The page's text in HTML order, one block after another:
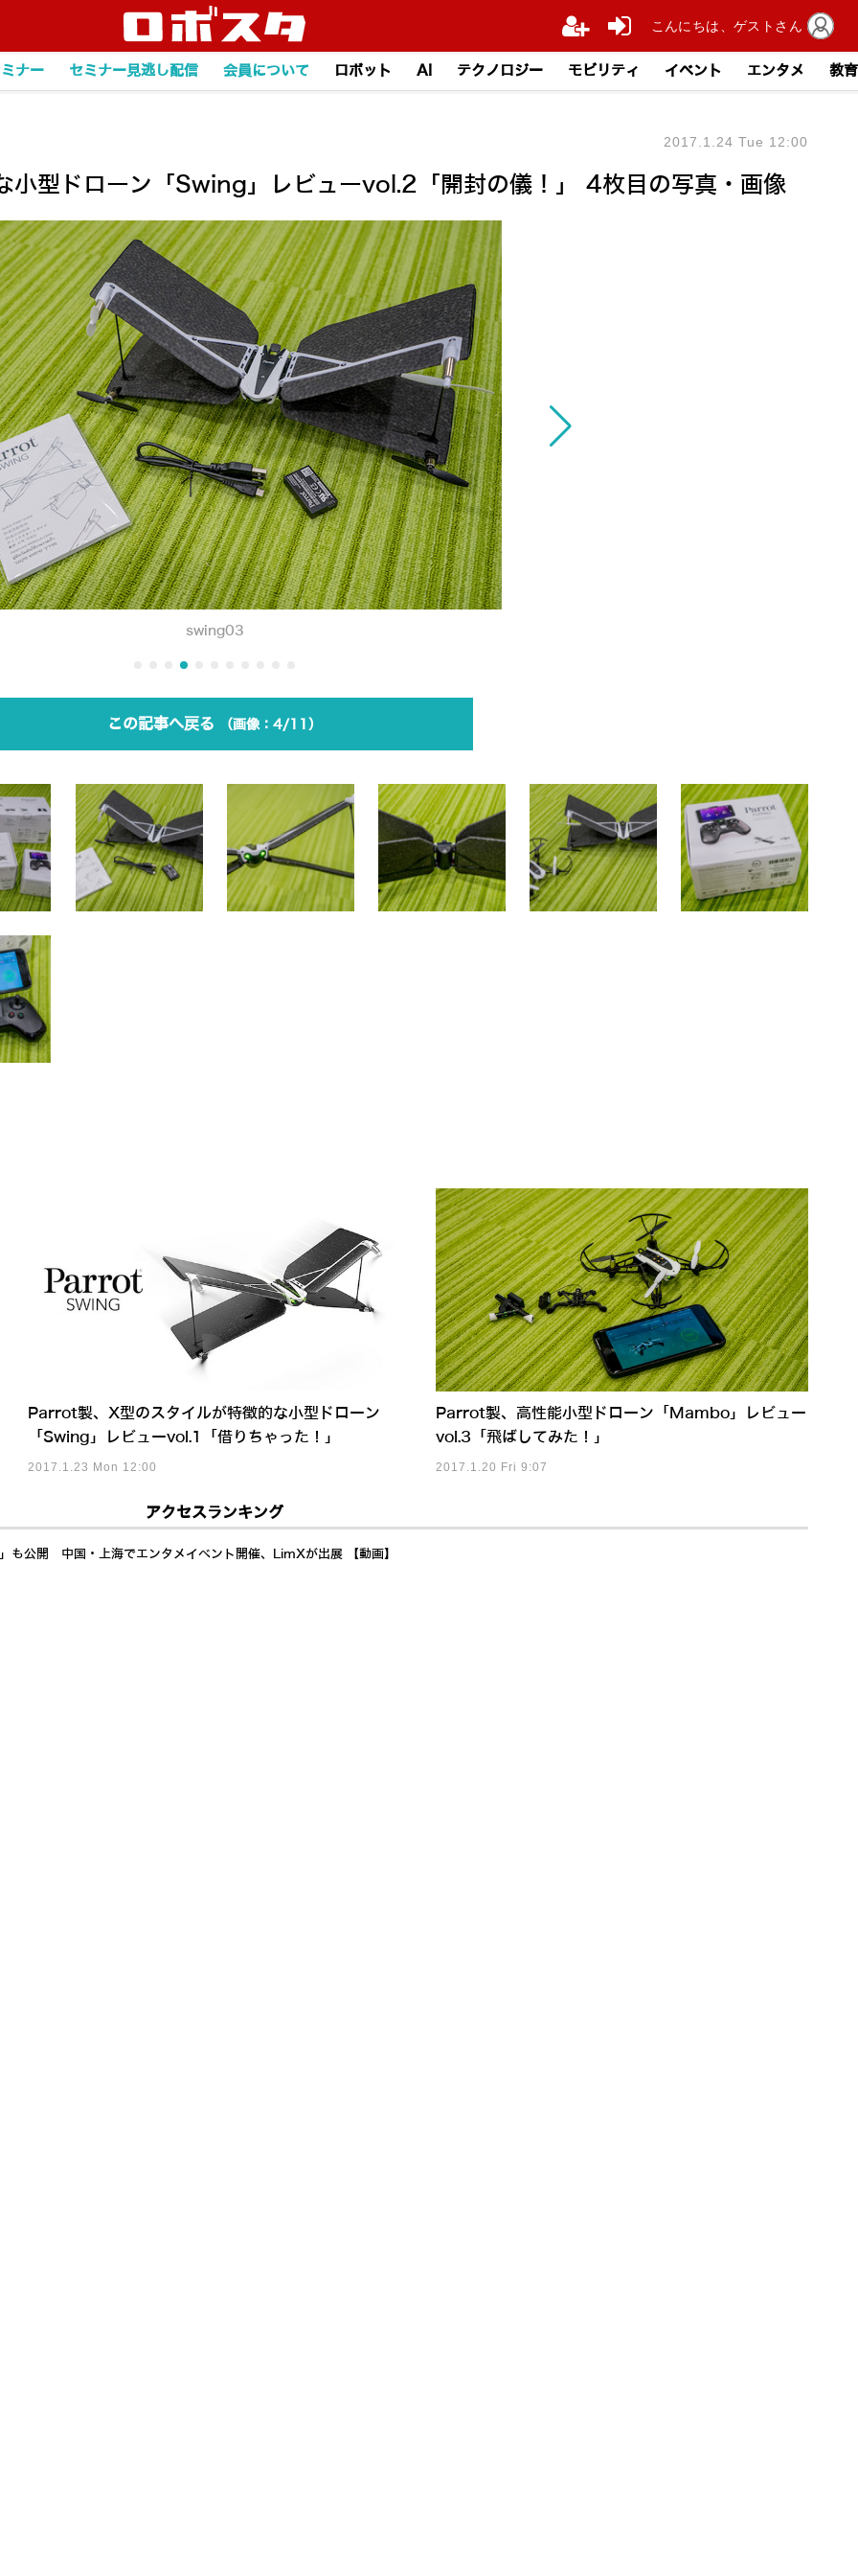
ナー セミナー見逃し配信 会員について ロボット AI テクノロジー モビリティ イベント エンタメ 教育
型ドローン「Swing」レビューvol.2「開封の儀！」 4枚目の写真・画像
2017.1.24 Tue 12:00
swing03
この記事へ戻る 4/11
Parrot製、X型のスタイルが特徴的な小型ドローン
「Swing」レビューvol.1「借りちゃった！」
2017.1.23 Mon 12:00
Parrot製、高性能小型ドローン「Mambo」レビュー
vol.3「飛ばしてみた！」
2017.1.20 Fri 9:07
アクセスランキング
も公開 中国・上海でエンタメイベント開催、LimXが出展 【動画】
こんにちは、ゲストさん